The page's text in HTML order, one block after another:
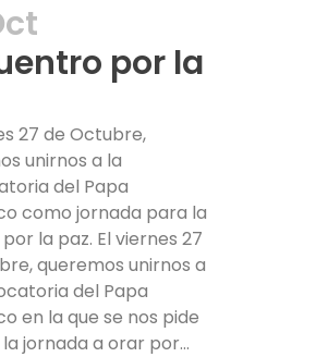
por la
27 de Octubre,
unirnos a la
del Papa
como jornada para la
la paz. El viernes 27
queremos unirnos a
del Papa
en la que se nos pide
jornada a orar por...